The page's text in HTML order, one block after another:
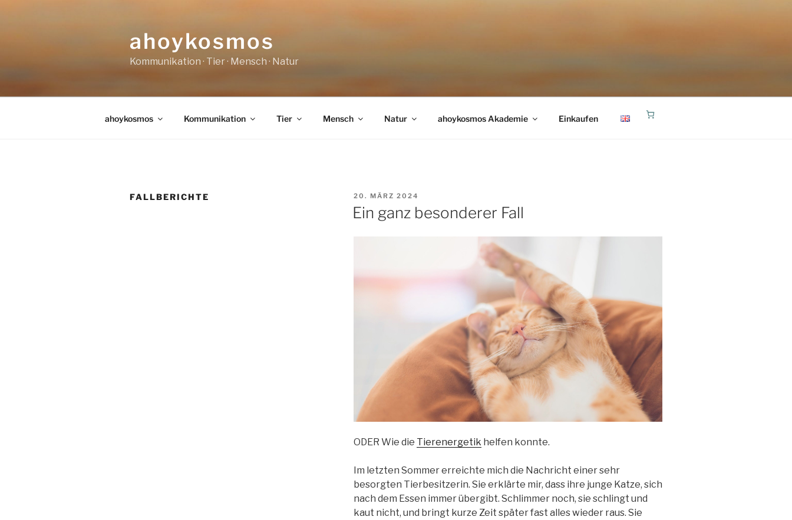
ahoykosmos
Kommunikation · Tier · Mensch · Natur
ahoykosmos Kommunikation Tier Mensch Natur ahoykosmos Akademie Einkaufen
FALLBERICHTE
VERÖFFENTLICHT
AM
20. MÄRZ 2024
Ein ganz besonderer Fall
ODER Wie die Tierenergetik helfen konnte.
Im letzten Sommer erreichte mich die Nachricht einer sehr
besorgten Tierbesitzerin. Sie erklärte mir, dass ihre junge Katze, sich
nach dem Essen immer übergibt. Schlimmer noch, sie schlingt und
kaut nicht, und bringt kurze Zeit später fast alles wieder raus. Sie